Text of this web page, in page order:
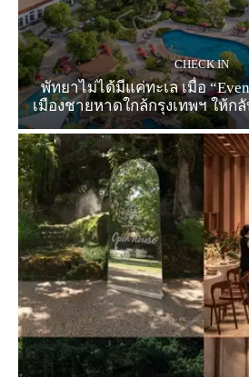
CHECK IN
พัทยาไม่ได้มีแค่ทะเล เมื่อ
เมืองชายหาดใกล้กรุงเทพฯ ให้ก